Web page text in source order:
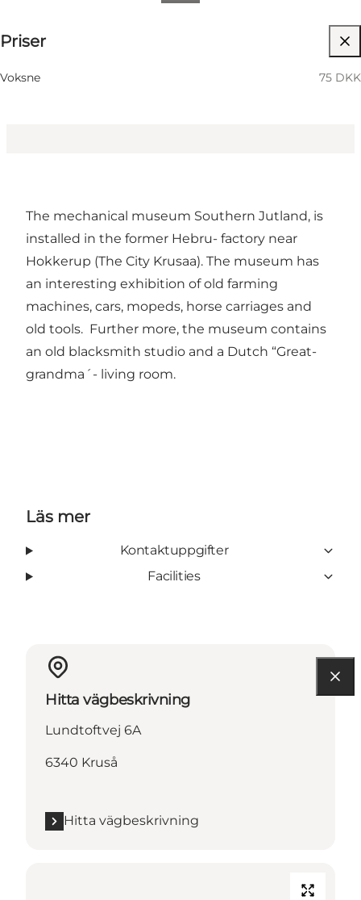
Priser
Voksne 75 DKK
The mechanical museum Southern Jutland, is
installed in the former Hebru- factory near
Hokkerup (The City Krusaa). The museum has
an interesting exhibition of old farming
machines, cars, mopeds, horse carriages and
old tools. Further more, the museum contains
an old blacksmith studio and a Dutch “Great-
grandma´- living room.
Läs mer
Kontaktuppgifter
Facilities
Hitta vägbeskrivning
Lundtoftvej 6A
6340 Kruså
Hitta vägbeskrivning